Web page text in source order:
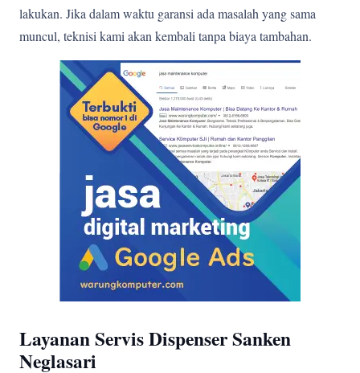
lakukan. Jika dalam waktu garansi ada masalah yang sama
muncul, teknisi kami akan kembali tanpa biaya tambahan.
Layanan Servis Dispenser Sanken
Neglasari